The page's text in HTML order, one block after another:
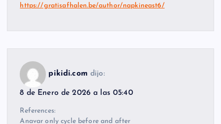
https://gratisafhalen.be/author/napkineast6/
pikidi.com dijo:
8 de Enero de 2026 a las 05:40
References:
Anavar only cycle before and after